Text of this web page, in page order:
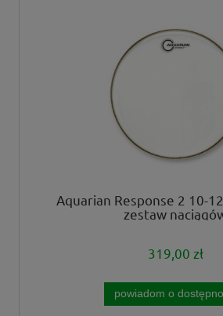
Aquarian Response 2 10-
zestaw
319,00 zł
powiadom o